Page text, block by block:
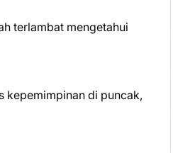
terlambat mengetahui
kepemimpinan di puncak,